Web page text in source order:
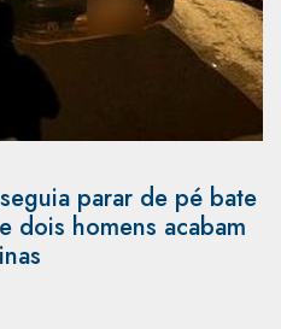
parar de pé bate
dois homens acabam